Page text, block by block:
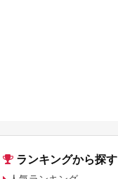
ランキングから探す